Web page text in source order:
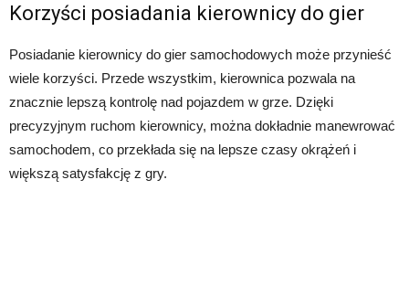
Korzyści posiadania kierownicy do gier
Posiadanie kierownicy do gier samochodowych może przynieść
wiele korzyści. Przede wszystkim, kierownica pozwala na
znacznie lepszą kontrolę nad pojazdem w grze. Dzięki
precyzyjnym ruchom kierownicy, można dokładnie manewrować
samochodem, co przekłada się na lepsze czasy okrążeń i
większą satysfakcję z gry.